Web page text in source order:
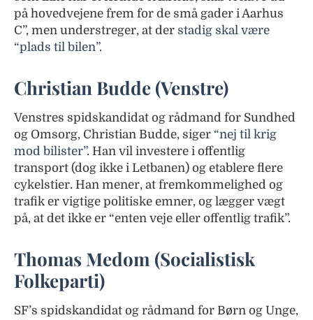
på hovedvejene frem for de små gader i Aarhus
C”, men understreger, at der stadig skal være
“plads til bilen”.
Christian Budde (Venstre)
Venstres spidskandidat og rådmand for Sundhed
og Omsorg, Christian Budde, siger “nej til krig
mod bilister”. Han vil investere i offentlig
transport (dog ikke i Letbanen) og etablere flere
cykelstier. Han mener, at fremkommelighed og
trafik er vigtige politiske emner, og lægger vægt
på, at det ikke er “enten veje eller offentlig trafik”.
Thomas Medom (Socialistisk
Folkeparti)
SF’s spidskandidat og rådmand for Børn og Unge,